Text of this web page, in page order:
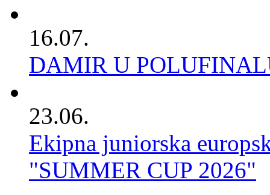
16.07.
DAMIR U
23.06.
Ekipna juniorska
"SUMMER CUP 2026"